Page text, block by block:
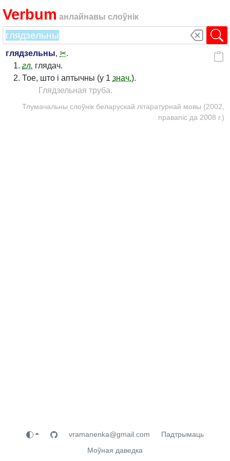
Verbum анлайнавы слоўнік
глядзельны, ✂.
гл. глядач.
Тое, што і аптычны (у 1 знач.).
Глядзельная труба.
Тлумачальны слоўнік беларускай літаратурнай мовы (2002,
правапіс да 2008 г.)
vramanenka@gmail.com
Падтрымаць
Моўная даведка